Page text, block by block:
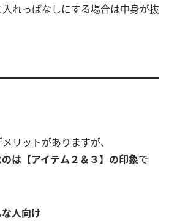
れっぱなしにする場合は中身が抜
リットがありますが、
は【アイテム２＆３】の印象で
な人向け